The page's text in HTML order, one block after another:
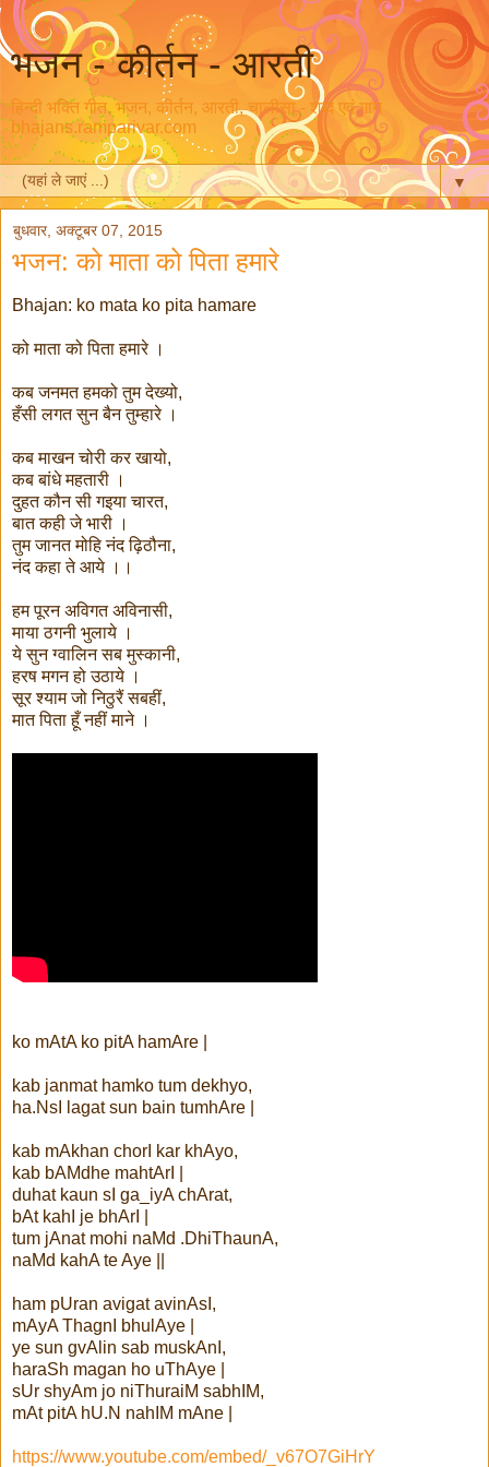
भजन - कीर्तन - आरती
हिन्दी भक्ति गीत, भजन, कीर्तन, आरती, चालीसा - शब्द एवं गान
bhajans.ramparivar.com
▼
बुधवार, अक्टूबर 07, 2015
भजन: को माता को पिता हमारे
Bhajan: ko mata ko pita hamare
को माता को पिता हमारे ।
कब जनमत हमको तुम देख्यो,
हँसी लगत सुन बैन तुम्हारे ।
कब माखन चोरी कर खायो,
कब बांधे महतारी ।
दुहत कौन सी गइया चारत,
बात कही जे भारी ।
तुम जानत मोहि नंद ढ़िठौना,
नंद कहा ते आये ।।
हम पूरन अविगत अविनासी,
माया ठगनी भुलाये ।
ये सुन ग्वालिन सब मुस्कानी,
हरष मगन हो उठाये ।
सूर श्याम जो निठुरैं सबहीं,
मात पिता हूँ नहीं माने ।
ko mAtA ko pitA hamAre |
kab janmat hamko tum dekhyo,
ha.NsI lagat sun bain tumhAre |
kab mAkhan chorI kar khAyo,
kab bAMdhe mahtArI |
duhat kaun sI ga_iyA chArat,
bAt kahI je bhArI |
tum jAnat mohi naMd .DhiThaunA,
naMd kahA te Aye ||
ham pUran avigat avinAsI,
mAyA ThagnI bhulAye |
ye sun gvAlin sab muskAnI,
haraSh magan ho uThAye |
sUr shyAm jo niThuraiM sabhIM,
mAt pitA hU.N nahIM mAne |
https://www.youtube.com/embed/_v67O7GiHrY